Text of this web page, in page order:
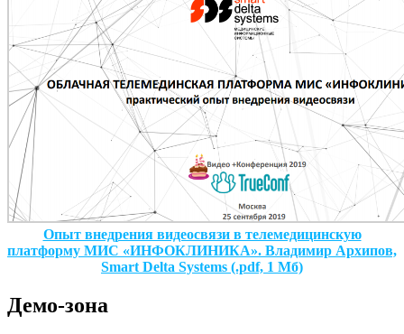
Опыт внедрения видеосвязи в телемедицинскую
платформу МИС «ИНФОКЛИНИКА». Владимир Архипов,
Smart Delta Systems (.pdf, 1 Мб)
Демо-зона